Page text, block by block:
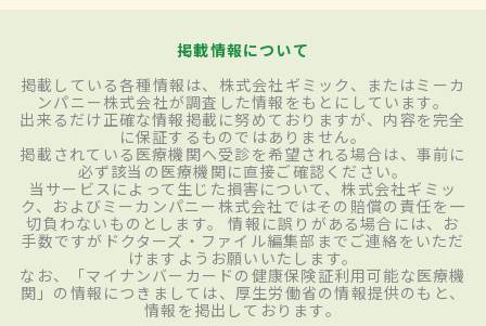
掲載情報について
掲載している各種情報は、株式会社ギミック、またはミーカ
ンパニー株式会社が調査した情報をもとにしています。
出来るだけ正確な情報掲載に努めておりますが、内容を完全
に保証するものではありません。
掲載されている医療機関へ受診を希望される場合は、事前に
必ず該当の医療機関に直接ご確認ください。
当サービスによって生じた損害について、株式会社ギミッ
ク、およびミーカンパニー株式会社ではその賠償の責任を一
切負わないものとします。 情報に誤りがある場合には、お
手数ですがドクターズ・ファイル編集部までご連絡をいただ
けますようお願いいたします。
なお、「マイナンバーカードの健康保険証利用可能な医療機
関」の情報につきましては、厚生労働省の情報提供のもと、
情報を掲出しております。